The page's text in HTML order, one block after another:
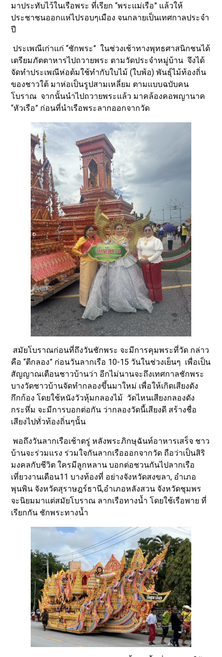
มาประทับไว้ในเรือพระ ที่เรียก “พระแม่เรือ” แล้วให้
ประชาชนออกแห่ไปรอบๆเมือง จนกลายเป็นเทศกาลประจำ
ปี
ประเพณีเก่าแก่ “ชักพระ” ในช่วงเช้าทางพุทธศาสนิกชนได้
เตรียมภัตตาหารไปถวายพระ ตามวัดประจำหมู่บ้าน จึงได้
จัดทำประเพณีห่อต้มใช้ทำกับใบไม้ (ใบพ้อ) พันธุ์ไม้ท้องถิ่น
ของชาวใต้ มาห่อเป็นรูปสามเหลี่ยม ตามแบบฉบับคน
โบราณ จากนั้นนำไปถวายพระแล้ว มาคล้องคอพญานาค
“หัวเรือ” ก่อนที่นำเรือพระลากออกจากวัด
สมัยโบราณก่อนที่ถึงวันชักพระ จะมีการคุมพระที่วัด กล่าว
คือ “ตีกลอง” ก่อนวันลากเรือ 10-15 วันในช่วงเย็นๆ เพื่อเป็น
สัญญาณเตือนชาวบ้านว่า อีกไม่นานจะถึงเทศกาลชักพระ
บางวัดชาวบ้านจัดทำกลองขึ้นมาใหม่ เพื่อให้เกิดเสียงดัง
กึกก้อง โดยใช้หนังวัวหุ้มกลองไม้ วัดไหนเสียงกลองดัง
กระหึ่ม จะมีการบอกต่อกัน ว่ากลองวัดนี้เสียงดี สร้างชื่อ
เสียงไปทั่วท้องถิ่นๆนั้น
พอถึงวันลากเรือเช้าตรู่ หลังพระภิกษุฉันท์อาหารเสร็จ ชาว
บ้านจะร่วมแรง ร่วมใจกันลากเรือออกจากวัด ถือว่าเป็นสิริ
มงคลกับชีวิต ใครมีลูกหลาน บอกต่อชวนกันไปลากเรือ
เที่ยวงานเดือน11 บางท้องที่ อย่างจังหวัดสงขลา, อำเภอ
พุนพิน จังหวัดสุราษฎร์ธานี,อำเภอหลังสวน จังหวัดชุมพร
จะนิยมมาแต่สมัยโบราณ ลากเรือทางน้ำ โดยใช้เรือพาย ที่
เรียกกัน ชักพระทางน้ำ